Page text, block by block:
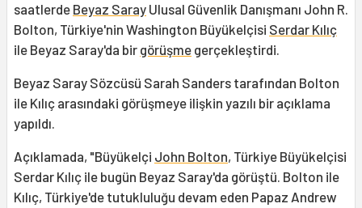
saatlerde Beyaz Saray Ulusal Güvenlik Danışmanı John R.
Bolton, Türkiye'nin Washington Büyükelçisi Serdar Kılıç
ile Beyaz Saray'da bir görüşme gerçekleştirdi.
Beyaz Saray Sözcüsü Sarah Sanders tarafından Bolton
ile Kılıç arasındaki görüşmeye ilişkin yazılı bir açıklama
yapıldı.
Açıklamada, "Büyükelçi John Bolton, Türkiye Büyükelçisi
Serdar Kılıç ile bugün Beyaz Saray'da görüştü. Bolton ile
Kılıç, Türkiye'de tutukluluğu devam eden Papaz Andrew